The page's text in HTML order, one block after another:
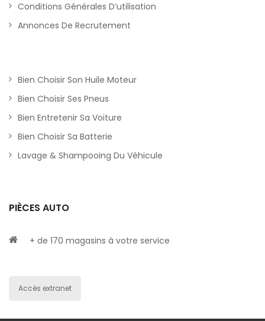
Conditions Générales D’utilisation
Annonces De Recrutement
Bien Choisir Son Huile Moteur
Bien Choisir Ses Pneus
Bien Entretenir Sa Voiture
Bien Choisir Sa Batterie
Lavage & Shampooing Du Véhicule
PIÈCES AUTO
+ de 170 magasins à votre service
Accès extranet